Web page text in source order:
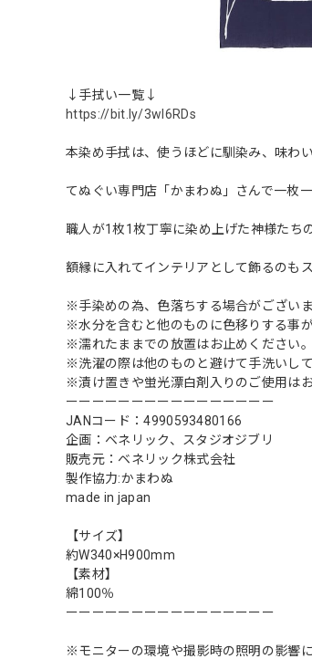
↓手拭い一覧↓
https://bit.ly/3wI6RDs
本染め手拭は、使うほどに馴染み、味わ
てぬぐい専門店「かまわぬ」さんで一枚
職人が1枚1枚丁寧に染め上げた神様たち
額縁に入れてインテリアとして飾るのも
※手染めの為、色落ちする場合がございま
※水分を含むと他のものに色移りする事が
※濡れたままでの放置はお止めください。
※洗濯の際は他のものと避けて手洗いして
※漬け置きや蛍光漂白剤入りのご使用はお
ーーーーーーーーーーーーーーーー
JANコード：4990593480166
企画：ベネリック、スタジオジブリ
販売元：ベネリック株式会社
製作協力:かまわぬ
made in japan
【サイズ】
約W340×H900mm
【素材】
綿100％
ーーーーーーーーーーーーーーーー
※モニターの環境や撮影時の照明の影響